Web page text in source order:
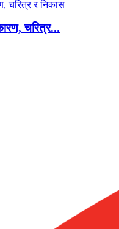
चरित्र...